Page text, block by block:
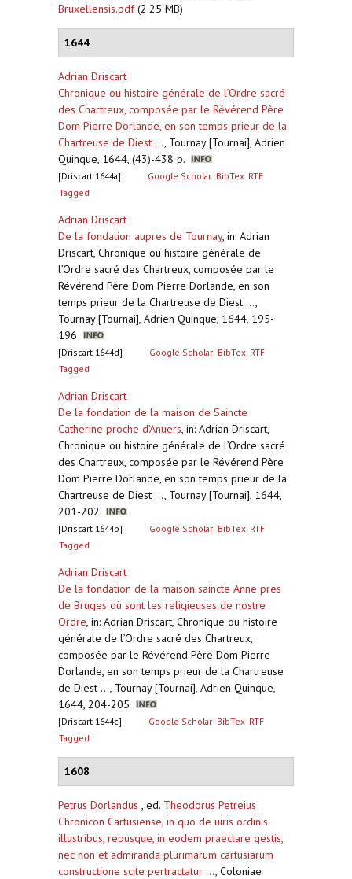
Bruxellensis.pdf(2.25 MB)
1644
Adrian Driscart
Chronique ou histoire générale de l’Ordre sacré
des Chartreux, composée par le Révérend Père
Dom Pierre Dorlande, en son temps prieur de la
Chartreuse de Diest ..., Tournay [Tournai], Adrien
Quinque, 1644, (43)-438 p.
[Driscart 1644a] Google Scholar BibTex RTF
Tagged
Adrian Driscart
De la fondation aupres de Tournay, in: Adrian
Driscart, Chronique ou histoire générale de
l’Ordre sacré des Chartreux, composée par le
Révérend Père Dom Pierre Dorlande, en son
temps prieur de la Chartreuse de Diest ...,
Tournay [Tournai], Adrien Quinque, 1644, 195-
196
[Driscart 1644d] Google Scholar BibTex RTF
Tagged
Adrian Driscart
De la fondation de la maison de Saincte
Catherine proche d’Anuers, in: Adrian Driscart,
Chronique ou histoire générale de l’Ordre sacré
des Chartreux, composée par le Révérend Père
Dom Pierre Dorlande, en son temps prieur de la
Chartreuse de Diest ..., Tournay [Tournai], 1644,
201-202
[Driscart 1644b] Google Scholar BibTex RTF
Tagged
Adrian Driscart
De la fondation de la maison saincte Anne pres
de Bruges où sont les religieuses de nostre
Ordre, in: Adrian Driscart, Chronique ou histoire
générale de l’Ordre sacré des Chartreux,
composée par le Révérend Père Dom Pierre
Dorlande, en son temps prieur de la Chartreuse
de Diest ..., Tournay [Tournai], Adrien Quinque,
1644, 204-205
[Driscart 1644c] Google Scholar BibTex RTF
Tagged
1608
Petrus Dorlandus , ed. Theodorus Petreius
Chronicon Cartusiense, in quo de uiris ordinis
illustribus, rebusque, in eodem praeclare gestis,
nec non et admiranda plurimarum cartusiarum
constructione scite pertractatur ..., Coloniae